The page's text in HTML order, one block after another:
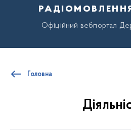
Офіційний вебпортал
Головна